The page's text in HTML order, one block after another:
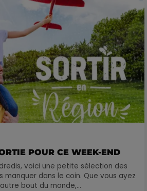
POUR CE WEEK-END
voici une petite sélection des
manquer dans le coin. Que vous ayez
bout du monde,...